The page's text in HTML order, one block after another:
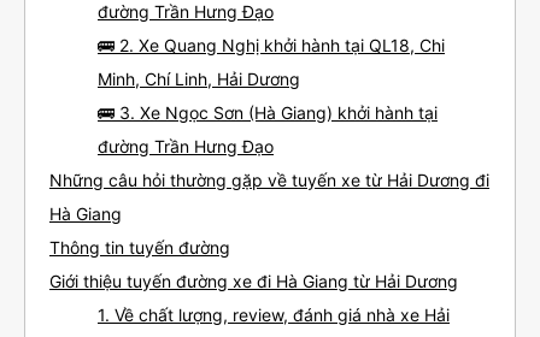
đường Trần Hưng Đạo
🚌 2. Xe Quang Nghị khởi hành tại QL18, Chi
Minh, Chí Linh, Hải Dương
🚌 3. Xe Ngọc Sơn (Hà Giang) khởi hành tại
đường Trần Hưng Đạo
Những câu hỏi thường gặp về tuyến xe từ Hải Dương đi
Hà Giang
Thông tin tuyến đường
Giới thiệu tuyến đường xe đi Hà Giang từ Hải Dương
1. Về chất lượng, review, đánh giá nhà xe Hải